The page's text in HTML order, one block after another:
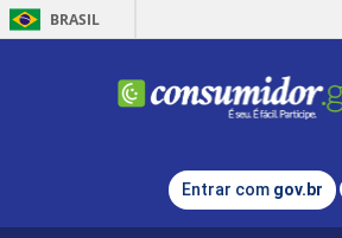
BRASIL
Entrar com gov.br